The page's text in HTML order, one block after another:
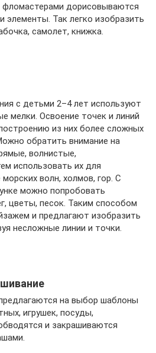
фломастерами дорисовываются
элементы. Так легко изобразить
самолет, книжка.
с детьми 2–4 лет используют
мелки. Освоение точек и линий
из них более сложных
обратить внимание на
волнистые,
использовать их для
волн, холмов, гор. С
можно попробовать
цветы, песок. Таким способом
и предлагают изобразить
несложные линии и точки.
на выбор шаблоны
игрушек, посуды,
и закрашиваются